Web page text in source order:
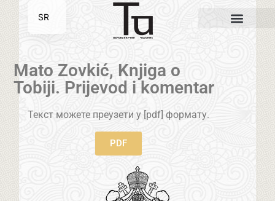
Mato Zovkić, Knjiga o
Tobiji. Prijevod i komentar
Текст можете преузети у [pdf] формату.
PDF
SR
EN